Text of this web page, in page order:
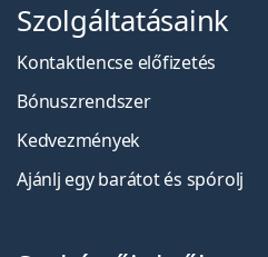
Szolgáltatásaink
Kontaktlencse előfizetés
Bónuszrendszer
Kedvezmények
Ajánlj egy barátot és spórolj